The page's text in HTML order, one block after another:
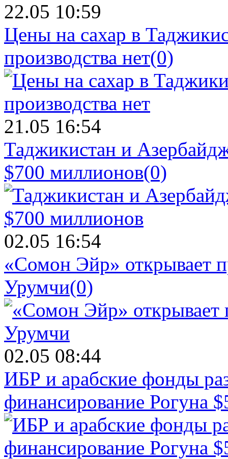
22.05 10:59
Цены на сахар в
производства нет(0)
21.05 16:54
Таджикистан и
$700 миллионов(0)
02.05 16:54
«Сомон Эйр» открывает
Урумчи(0)
02.05 08:44
ИБР и арабские фонды
финансирование Рогуна